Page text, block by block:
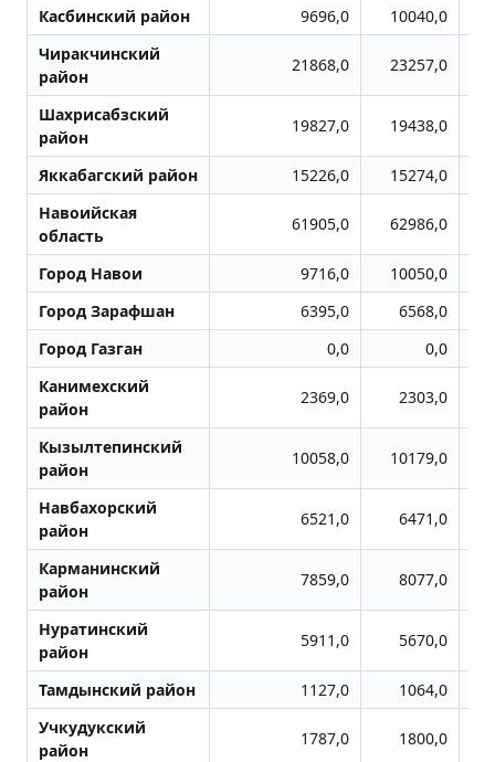
Касбинский район
9696,0 10040,0
Чиракчинский
район
21868,0 23257,0
Шахрисабзский
район
19827,0 19438,0
Яккабагский район 15226,0 15274,0
Навоийская
область
61905,0 62986,0
Город Навои 9716,0 10050,0
Город Заpафшан
6395,0
6568,0
Город Газган
0,0
0,0
Канимехский
район
2369,0 2303,0
Кызылтепинский
район
10058,0 10179,0
Навбахорский
район
6521,0 6471,0
Карманинский
район
7859,0 8077,0
Нуратинский
район
5911,0 5670,0
Тамдынский район 1127,0
1064,0
Учкудукский
район
1787,0 1800,0